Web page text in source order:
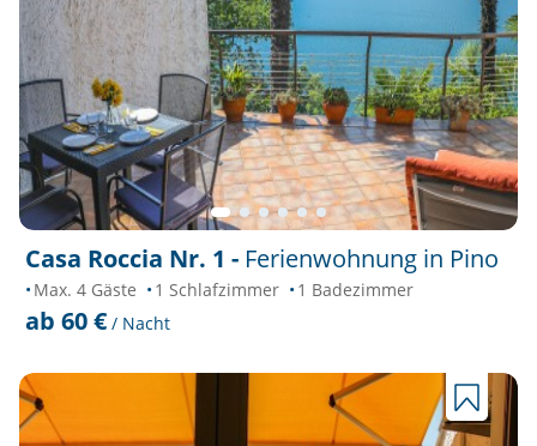
Casa Roccia Nr. 1 - Ferienwohnung in Pino
Max. 4 Gäste 1 Schlafzimmer 1 Badezimmer
ab 60 € / Nacht